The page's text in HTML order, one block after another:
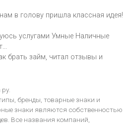
в голову пришла классная идея!
услугами Умные Наличные
...
брать займ, читал отзывы и
бренды, товарные знаки и
знаки являются собственностью
Все названия компаний,